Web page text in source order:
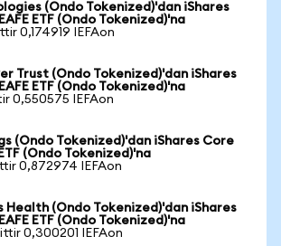
(Ondo Tokenized)'dan iShares
ETF (Ondo Tokenized)'na
0,174919 IEFAon
Trust (Ondo Tokenized)'dan iShares
ETF (Ondo Tokenized)'na
0,550575 IEFAon
(Ondo Tokenized)'dan iShares Core
ETF (Ondo Tokenized)'na
0,872974 IEFAon
Health (Ondo Tokenized)'dan iShares
ETF (Ondo Tokenized)'na
0,300201 IEFAon